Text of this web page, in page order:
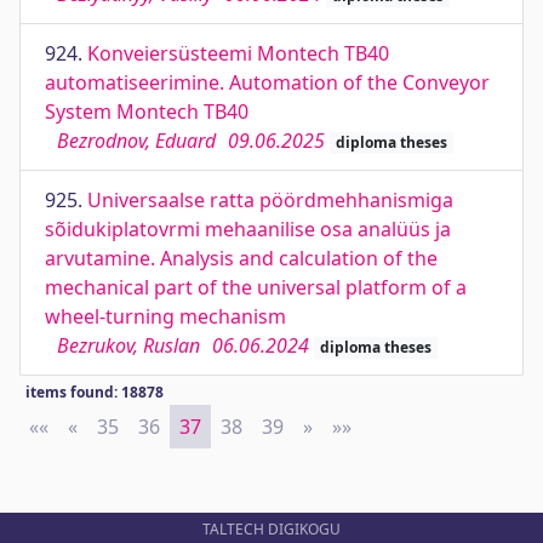
924. Konveiersüsteemi Montech TB40
automatiseerimine. Automation of the Conveyor
System Montech TB40
Bezrodnov, Eduard 09.06.2025 diploma theses
925. Universaalse ratta pöördmehhanismiga
sõidukiplatovrmi mehaanilise osa analüüs ja
arvutamine. Analysis and calculation of the
mechanical part of the universal platform of a
wheel-turning mechanism
Bezrukov, Ruslan 06.06.2024 diploma theses
items found: 18878
«« First
« Previous
35 36 37 38 39 » Next
»»
TALTECH DIGIKOGU